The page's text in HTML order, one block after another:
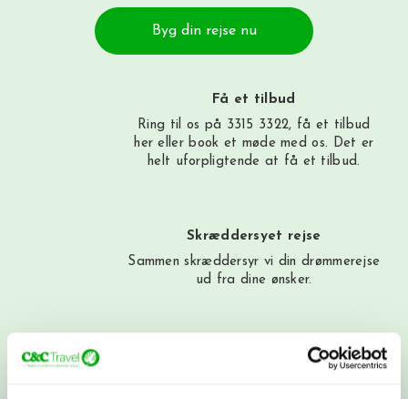
Byg din rejse nu
Få et tilbud
Ring til os på 3315 3322, få et tilbud
her eller book et møde med os. Det er
helt uforpligtende at få et tilbud.
Skræddersyet rejse
Sammen skræddersyr vi din drømmerejse
ud fra dine ønsker.
Du betaler depositum, vi booker alt som
aftalt, og du modtager alle dine